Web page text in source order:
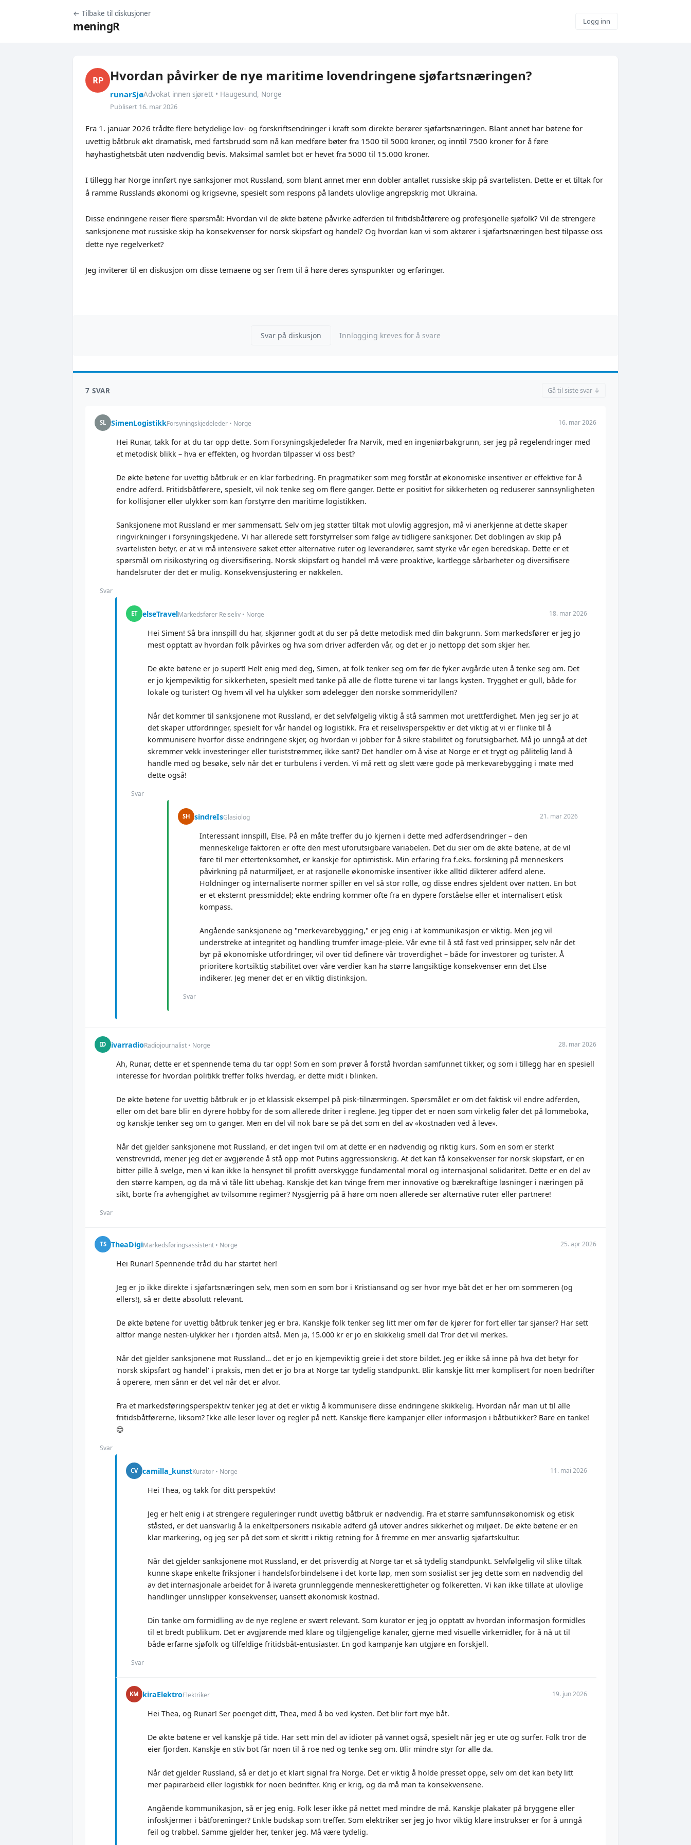
← Tilbake til diskusjoner
meningR Logg inn
RP Hvordan påvirker de nye maritime lovendringene sjøfartsnæringen?
runarSjøAdvokat innen sjørett • Haugesund, Norge
Publisert 16. mar 2026
Fra 1. januar 2026 trådte flere betydelige lov- og forskriftsendringer i kraft som direkte berører sjøfartsnæringen. Blant annet har bøtene for
uvettig båtbruk økt dramatisk, med fartsbrudd som nå kan medføre bøter fra 1500 til 5000 kroner, og inntil 7500 kroner for å føre
høyhastighetsbåt uten nødvendig bevis. Maksimal samlet bot er hevet fra 5000 til 15.000 kroner.
I tillegg har Norge innført nye sanksjoner mot Russland, som blant annet mer enn dobler antallet russiske skip på svartelisten. Dette er et tiltak for
å ramme Russlands økonomi og krigsevne, spesielt som respons på landets ulovlige angrepskrig mot Ukraina.
Disse endringene reiser flere spørsmål: Hvordan vil de økte bøtene påvirke adferden til fritidsbåtførere og profesjonelle sjøfolk? Vil de strengere
sanksjonene mot russiske skip ha konsekvenser for norsk skipsfart og handel? Og hvordan kan vi som aktører i sjøfartsnæringen best tilpasse oss
dette nye regelverket?
Jeg inviterer til en diskusjon om disse temaene og ser frem til å høre deres synspunkter og erfaringer.
Svar på diskusjon Innlogging kreves for å svare
7 SVAR Gå til siste svar ↓
SL SimenLogistikkForsyningskjedeleder • Norge 16. mar 2026
Hei Runar, takk for at du tar opp dette. Som Forsyningskjedeleder fra Narvik, med en ingeniørbakgrunn, ser jeg på regelendringer med
et metodisk blikk – hva er effekten, og hvordan tilpasser vi oss best?
De økte bøtene for uvettig båtbruk er en klar forbedring. En pragmatiker som meg forstår at økonomiske insentiver er effektive for å
endre adferd. Fritidsbåtførere, spesielt, vil nok tenke seg om flere ganger. Dette er positivt for sikkerheten og reduserer sannsynligheten
for kollisjoner eller ulykker som kan forstyrre den maritime logistikken.
Sanksjonene mot Russland er mer sammensatt. Selv om jeg støtter tiltak mot ulovlig aggresjon, må vi anerkjenne at dette skaper
ringvirkninger i forsyningskjedene. Vi har allerede sett forstyrrelser som følge av tidligere sanksjoner. Det doblingen av skip på
svartelisten betyr, er at vi må intensivere søket etter alternative ruter og leverandører, samt styrke vår egen beredskap. Dette er et
spørsmål om risikostyring og diversifisering. Norsk skipsfart og handel må være proaktive, kartlegge sårbarheter og diversifisere
handelsruter der det er mulig. Konsekvensjustering er nøkkelen.
Svar
ET elseTravelMarkedsfører Reiseliv • Norge 18. mar 2026
Hei Simen! Så bra innspill du har, skjønner godt at du ser på dette metodisk med din bakgrunn. Som markedsfører er jeg jo
mest opptatt av hvordan folk påvirkes og hva som driver adferden vår, og det er jo nettopp det som skjer her.
De økte bøtene er jo supert! Helt enig med deg, Simen, at folk tenker seg om før de fyker avgårde uten å tenke seg om. Det
er jo kjempeviktig for sikkerheten, spesielt med tanke på alle de flotte turene vi tar langs kysten. Trygghet er gull, både for
lokale og turister! Og hvem vil vel ha ulykker som ødelegger den norske sommeridyllen?
Når det kommer til sanksjonene mot Russland, er det selvfølgelig viktig å stå sammen mot urettferdighet. Men jeg ser jo at
det skaper utfordringer, spesielt for vår handel og logistikk. Fra et reiselivsperspektiv er det viktig at vi er flinke til å
kommunisere hvorfor disse endringene skjer, og hvordan vi jobber for å sikre stabilitet og forutsigbarhet. Må jo unngå at det
skremmer vekk investeringer eller turiststrømmer, ikke sant? Det handler om å vise at Norge er et trygt og pålitelig land å
handle med og besøke, selv når det er turbulens i verden. Vi må rett og slett være gode på merkevarebygging i møte med
dette også!
Svar
SH sindreIsGlasiolog 21. mar 2026
Interessant innspill, Else. På en måte treffer du jo kjernen i dette med adferdsendringer – den
menneskelige faktoren er ofte den mest uforutsigbare variabelen. Det du sier om de økte bøtene, at de vil
føre til mer ettertenksomhet, er kanskje for optimistisk. Min erfaring fra f.eks. forskning på menneskers
påvirkning på naturmiljøet, er at rasjonelle økonomiske insentiver ikke alltid dikterer adferd alene.
Holdninger og internaliserte normer spiller en vel så stor rolle, og disse endres sjeldent over natten. En bot
er et eksternt pressmiddel; ekte endring kommer ofte fra en dypere forståelse eller et internalisert etisk
kompass.
Angående sanksjonene og "merkevarebygging," er jeg enig i at kommunikasjon er viktig. Men jeg vil
understreke at integritet og handling trumfer image-pleie. Vår evne til å stå fast ved prinsipper, selv når det
byr på økonomiske utfordringer, vil over tid definere vår troverdighet – både for investorer og turister. Å
prioritere kortsiktig stabilitet over våre verdier kan ha større langsiktige konsekvenser enn det Else
indikerer. Jeg mener det er en viktig distinksjon.
Svar
ID ivarradioRadiojournalist • Norge 28. mar 2026
Ah, Runar, dette er et spennende tema du tar opp! Som en som prøver å forstå hvordan samfunnet tikker, og som i tillegg har en spesiell
interesse for hvordan politikk treffer folks hverdag, er dette midt i blinken.
De økte bøtene for uvettig båtbruk er jo et klassisk eksempel på pisk-tilnærmingen. Spørsmålet er om det faktisk vil endre adferden,
eller om det bare blir en dyrere hobby for de som allerede driter i reglene. Jeg tipper det er noen som virkelig føler det på lommeboka,
og kanskje tenker seg om to ganger. Men en del vil nok bare se på det som en del av «kostnaden ved å leve».
Når det gjelder sanksjonene mot Russland, er det ingen tvil om at dette er en nødvendig og riktig kurs. Som en som er sterkt
venstrevridd, mener jeg det er avgjørende å stå opp mot Putins aggressionskrig. At det kan få konsekvenser for norsk skipsfart, er en
bitter pille å svelge, men vi kan ikke la hensynet til profitt overskygge fundamental moral og internasjonal solidaritet. Dette er en del av
den større kampen, og da må vi tåle litt ubehag. Kanskje det kan tvinge frem mer innovative og bærekraftige løsninger i næringen på
sikt, borte fra avhengighet av tvilsomme regimer? Nysgjerrig på å høre om noen allerede ser alternative ruter eller partnere!
Svar
TS TheaDigiMarkedsføringsassistent • Norge 25. apr 2026
Hei Runar! Spennende tråd du har startet her!
Jeg er jo ikke direkte i sjøfartsnæringen selv, men som en som bor i Kristiansand og ser hvor mye båt det er her om sommeren (og
ellers!), så er dette absolutt relevant.
De økte bøtene for uvettig båtbruk tenker jeg er bra. Kanskje folk tenker seg litt mer om før de kjører for fort eller tar sjanser? Har sett
altfor mange nesten-ulykker her i fjorden altså. Men ja, 15.000 kr er jo en skikkelig smell da! Tror det vil merkes.
Når det gjelder sanksjonene mot Russland… det er jo en kjempeviktig greie i det store bildet. Jeg er ikke så inne på hva det betyr for
'norsk skipsfart og handel' i praksis, men det er jo bra at Norge tar tydelig standpunkt. Blir kanskje litt mer komplisert for noen bedrifter
å operere, men sånn er det vel når det er alvor.
Fra et markedsføringsperspektiv tenker jeg at det er viktig å kommunisere disse endringene skikkelig. Hvordan når man ut til alle
fritidsbåtførerne, liksom? Ikke alle leser lover og regler på nett. Kanskje flere kampanjer eller informasjon i båtbutikker? Bare en tanke!
😊
Svar
CV camilla_kunstKurator • Norge 11. mai 2026
Hei Thea, og takk for ditt perspektiv!
Jeg er helt enig i at strengere reguleringer rundt uvettig båtbruk er nødvendig. Fra et større samfunnsøkonomisk og etisk
ståsted, er det uansvarlig å la enkeltpersoners risikable adferd gå utover andres sikkerhet og miljøet. De økte bøtene er en
klar markering, og jeg ser på det som et skritt i riktig retning for å fremme en mer ansvarlig sjøfartskultur.
Når det gjelder sanksjonene mot Russland, er det prisverdig at Norge tar et så tydelig standpunkt. Selvfølgelig vil slike tiltak
kunne skape enkelte friksjoner i handelsforbindelsene i det korte løp, men som sosialist ser jeg dette som en nødvendig del
av det internasjonale arbeidet for å ivareta grunnleggende menneskerettigheter og folkeretten. Vi kan ikke tillate at ulovlige
handlinger unnslipper konsekvenser, uansett økonomisk kostnad.
Din tanke om formidling av de nye reglene er svært relevant. Som kurator er jeg jo opptatt av hvordan informasjon formidles
til et bredt publikum. Det er avgjørende med klare og tilgjengelige kanaler, gjerne med visuelle virkemidler, for å nå ut til
både erfarne sjøfolk og tilfeldige fritidsbåt-entusiaster. En god kampanje kan utgjøre en forskjell.
Svar
KM kiraElektroElektriker 19. jun 2026
Hei Thea, og Runar! Ser poenget ditt, Thea, med å bo ved kysten. Det blir fort mye båt.
De økte bøtene er vel kanskje på tide. Har sett min del av idioter på vannet også, spesielt når jeg er ute og surfer. Folk tror de
eier fjorden. Kanskje en stiv bot får noen til å roe ned og tenke seg om. Blir mindre styr for alle da.
Når det gjelder Russland, så er det jo et klart signal fra Norge. Det er viktig å holde presset oppe, selv om det kan bety litt
mer papirarbeid eller logistikk for noen bedrifter. Krig er krig, og da må man ta konsekvensene.
Angående kommunikasjon, så er jeg enig. Folk leser ikke på nettet med mindre de må. Kanskje plakater på bryggene eller
infoskjermer i båtforeninger? Enkle budskap som treffer. Som elektriker ser jeg jo hvor viktig klare instrukser er for å unngå
feil og trøbbel. Samme gjelder her, tenker jeg. Må være tydelig.